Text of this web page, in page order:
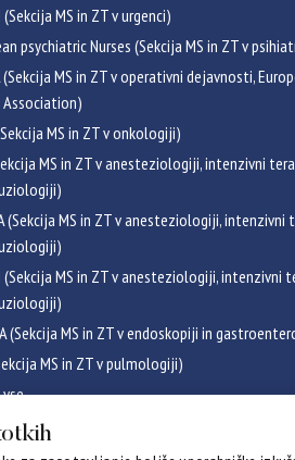
(Sekcija MS in ZT v urgenci)
psychiatric Nurses (Sekcija MS in ZT v
(Sekcija MS in ZT v operativni dejavnosti,
Association)
MS in ZT v onkologiji)
MS in ZT v anesteziologiji, intenzivni
(Sekcija MS in ZT v anesteziologiji, intenzivni
(Sekcija MS in ZT v anesteziologiji, intenzivni
(Sekcija MS in ZT v endoskopiji in
MS in ZT v pulmologiji)